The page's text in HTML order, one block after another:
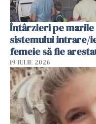
Întârzieri pe
sistemului intrare/
femeie să fie
19 IULIE 2026